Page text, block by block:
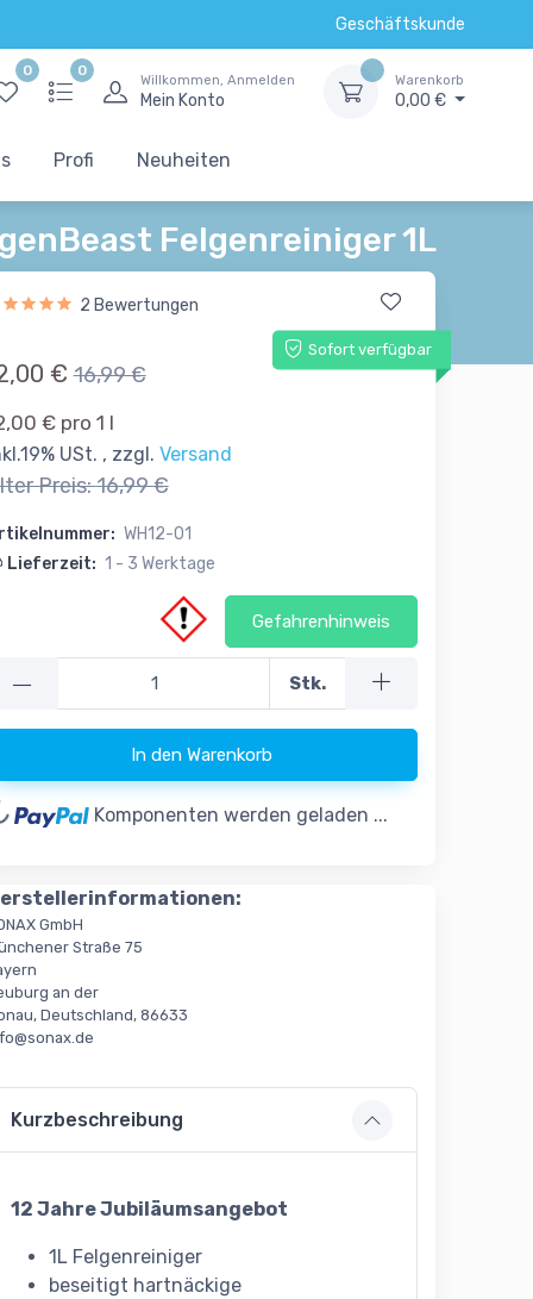
Geschäftskunde
0 0
Willkommen, Anmelden
Mein Konto
Warenkorb
0,00 €
Profi Neuheiten
Felgenreiniger 1L
2 Bewertungen
Sofort verfügbar
€ 16,99 €
€ pro 1 l
USt. , zzgl. Versand
Preis:16,99 €
WH12-01
Lieferzeit: 1 - 3 Werktage
Gefahrenhinweis
— Stk.
In den Warenkorb
Komponenten werden geladen ...
GmbH
Straße 75
an der
Deutschland, 86633
Kurzbeschreibung
12 Jahre Jubiläumsangebot
1L Felgenreiniger
beseitigt hartnäckige